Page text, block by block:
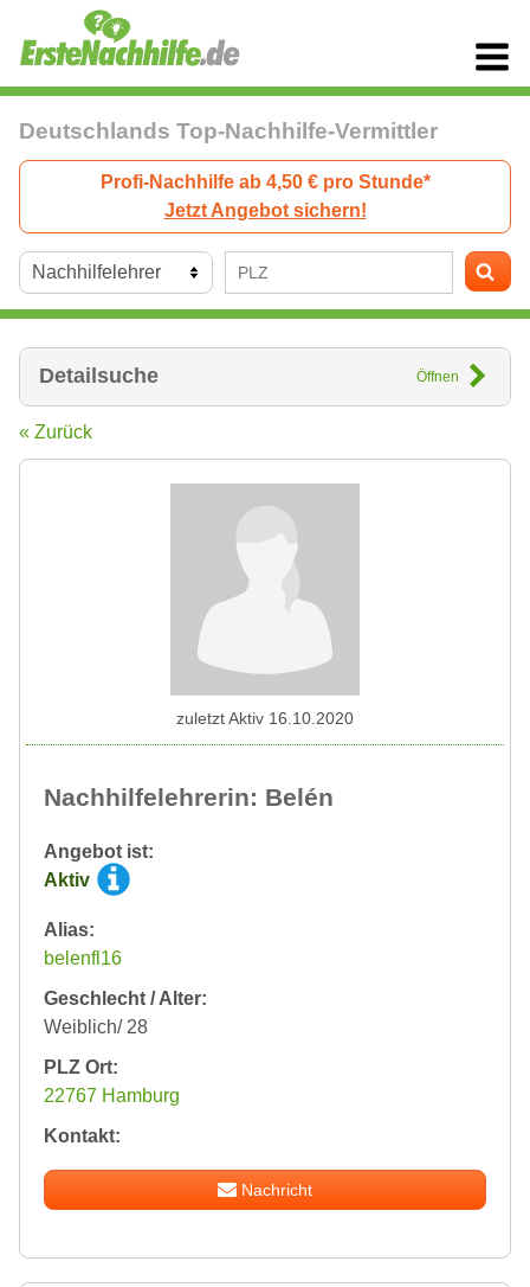
Deutschlands Top-Nachhilfe-Vermittler
Profi-Nachhilfe ab 4,50 € pro Stunde*
Jetzt Angebot sichern!
Detailsuche Öffnen
« Zurück
Nachhilfelehrerin: Belén
Angebot ist:
Aktiv
Alias:
belenfl16
Geschlecht / Alter:
Weiblich/ 28
PLZ Ort:
22767 Hamburg
Kontakt:
Nachricht
zuletzt Aktiv 16.10.2020